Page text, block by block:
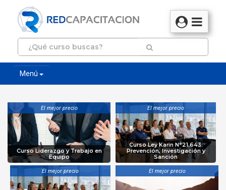
Menú
El mejor precio
Curso Liderazgo y Trabajo en
Equipo
El mejor precio
Curso Ley Karin N°21.643:
Prevención, Investigación y
Sanción
El mejor precio El mejor precio